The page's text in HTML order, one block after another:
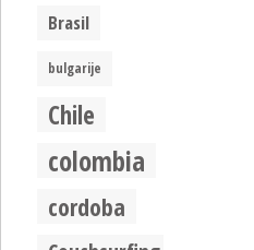
Brasil
bulgarije
Chile
colombia
cordoba